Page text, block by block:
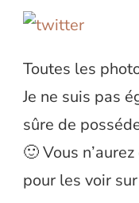
Toutes les
Je ne suis pas
sûre de
🙂 Vous
pour les voir